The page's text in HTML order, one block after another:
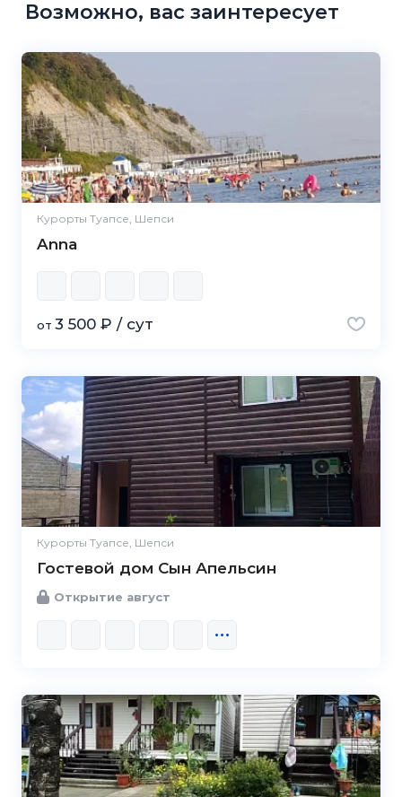
Возможно, вас заинтересует
Курорты Туапсе, Шепси
Anna
от 3 500 ₽ / сут
Курорты Туапсе, Шепси
Гостевой дом Сын Апельсин
Открытие август
5.0